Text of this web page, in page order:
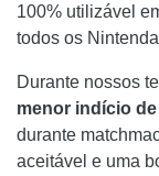
100% utilizável
todos os
Durante nossos
menor indício
durante
aceitável e uma